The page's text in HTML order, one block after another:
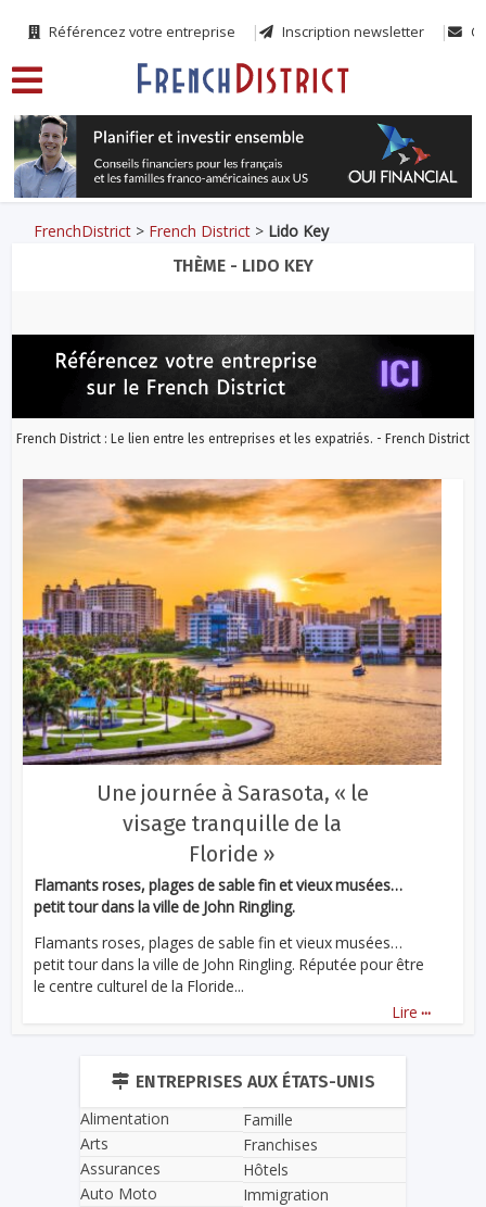
Référencez votre entreprise Inscription newsletter
FrenchDistrict > French District > Lido Key
THÈME - LIDO KEY
French District : Le lien entre les entreprises et les expatriés. - French District
Une journée à Sarasota, « le
visage tranquille de la
Floride »
Flamants roses, plages de sable fin et vieux musées…
petit tour dans la ville de John Ringling.
Flamants roses, plages de sable fin et vieux musées…
petit tour dans la ville de John Ringling. Réputée pour être
le centre culturel de la Floride...
Lire ...
ENTREPRISES AUX ÉTATS-UNIS
Alimentation
Arts
Assurances
Auto Moto
Famille
Franchises
Hôtels
Immigration